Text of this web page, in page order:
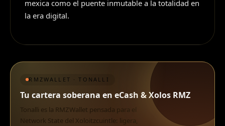
mexica como el puente inmutable a la totalidad en
la era digital.
RMZWALLET · TONALLI
Tu cartera soberana en eCash & Xolos RMZ
Tonalli es la RMZWallet pensada para el
Network State del Xoloitzcuintle: ligera,